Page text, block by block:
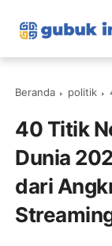
Beranda politik
40 Titik
Dunia
dari